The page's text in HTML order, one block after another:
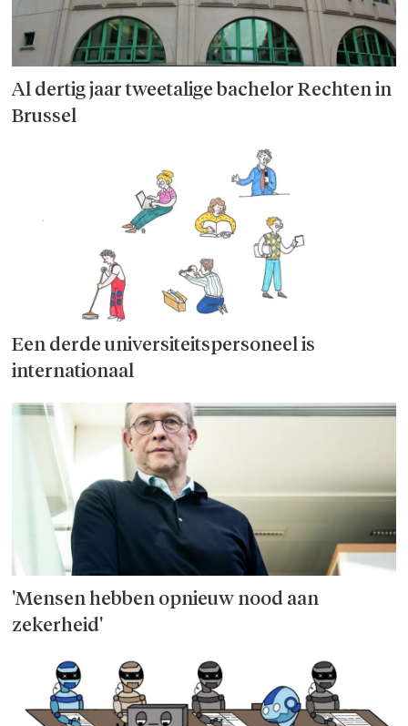
Al dertig jaar tweetalige bachelor Rechten in
Brussel
Een derde universiteitspersoneel is
internationaal
'Mensen hebben opnieuw nood aan
zekerheid'